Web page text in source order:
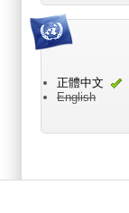
正體中文
English